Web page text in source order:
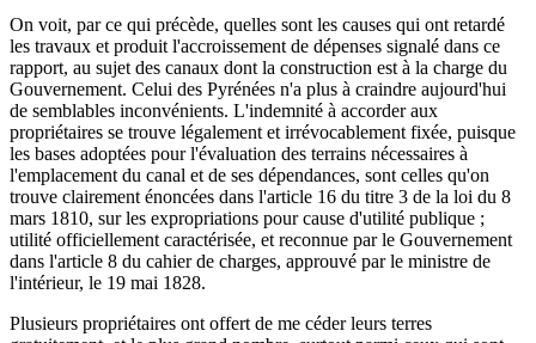
On voit, par ce qui précède, quelles sont les causes qui ont retardé
les travaux et produit l'accroissement de dépenses signalé dans ce
rapport, au sujet des canaux dont la construction est à la charge du
Gouvernement. Celui des Pyrénées n'a plus à craindre aujourd'hui
de semblables inconvénients. L'indemnité à accorder aux
propriétaires se trouve légalement et irrévocablement fixée, puisque
les bases adoptées pour l'évaluation des terrains nécessaires à
l'emplacement du canal et de ses dépendances, sont celles qu'on
trouve clairement énoncées dans l'article 16 du titre 3 de la loi du 8
mars 1810, sur les expropriations pour cause d'utilité publique ;
utilité officiellement caractérisée, et reconnue par le Gouvernement
dans l'article 8 du cahier de charges, approuvé par le ministre de
l'intérieur, le 19 mai 1828.
Plusieurs propriétaires ont offert de me céder leurs terres